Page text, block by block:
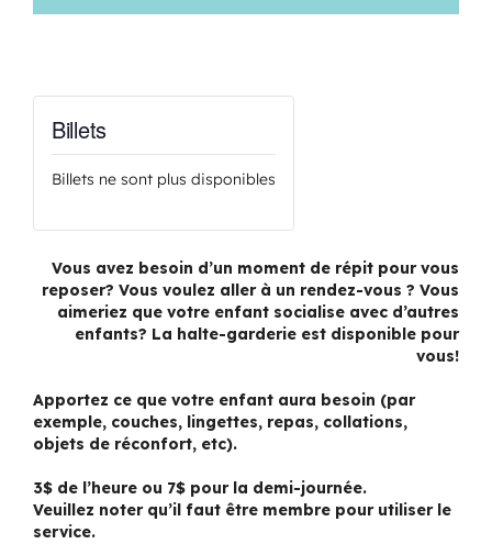
Billets
Billets ne sont plus disponibles
Vous avez besoin d’un moment de répit pour vous
reposer? Vous voulez aller à un rendez-vous ? Vous
aimeriez que votre enfant socialise avec d’autres
enfants? La halte-garderie est disponible pour
vous!
Apportez ce que votre enfant aura besoin (par
exemple, couches, lingettes, repas, collations,
objets de réconfort, etc).
3$ de l’heure ou 7$ pour la demi-journée.
Veuillez noter qu’il faut être membre pour utiliser le
service.